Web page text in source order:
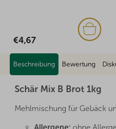
€4,67
Beschreibung Bewertung
Schär Mix B Brot 1kg
Mehlmischung für Gebäck